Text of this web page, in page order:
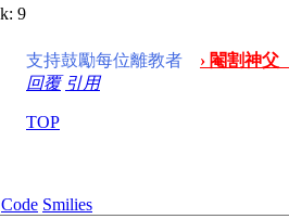
支持鼓勵每位離教者
› 閹割神
回覆 引用
TOP
Code Smilies